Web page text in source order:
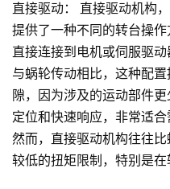
直接驱动：
直接驱动机构
提供了一种不同的转台操
直接连接到电机或伺服驱动
与蜗轮传动相比，这种配
隙，因为涉及的运动部件
定位和快速响应，非常适合
然而，直接驱动机构往往
较低的扭矩限制，特别是在